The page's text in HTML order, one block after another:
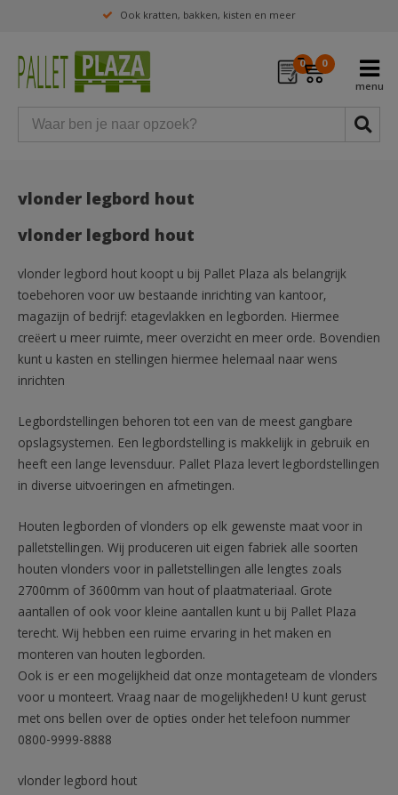
Ook kratten, bakken, kisten en meer
0 0
vlonder legbord hout
vlonder legbord hout
vlonder legbord hout koopt u bij Pallet Plaza als belangrijk
toebehoren voor uw bestaande inrichting van kantoor,
magazijn of bedrijf: etagevlakken en legborden. Hiermee
creëert u meer ruimte, meer overzicht en meer orde. Bovendien
kunt u kasten en stellingen hiermee helemaal naar wens
inrichten
Legbordstellingen behoren tot een van de meest gangbare
opslagsystemen. Een legbordstelling is makkelijk in gebruik en
heeft een lange levensduur. Pallet Plaza levert legbordstellingen
in diverse uitvoeringen en afmetingen.
Houten legborden of vlonders op elk gewenste maat voor in
palletstellingen. Wij produceren uit eigen fabriek alle soorten
houten vlonders voor in palletstellingen alle lengtes zoals
2700mm of 3600mm van hout of plaatmateriaal. Grote
aantallen of ook voor kleine aantallen kunt u bij Pallet Plaza
terecht. Wij hebben een ruime ervaring in het maken en
monteren van houten legborden.
Ook is er een mogelijkheid dat onze montageteam de vlonders
voor u monteert. Vraag naar de mogelijkheden! U kunt gerust
met ons bellen over de opties onder het telefoon nummer
0800-9999-8888
vlonder legbord hout